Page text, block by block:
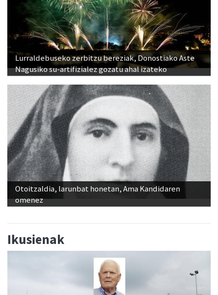
Lurraldebuseko zerbitzu bereziak, Donostiako Aste
Nagusiko su-artifizialez gozatu ahal izateko
Otoitzaldia, larunbat honetan, Ama Kandidaren
omenez
Ikusienak